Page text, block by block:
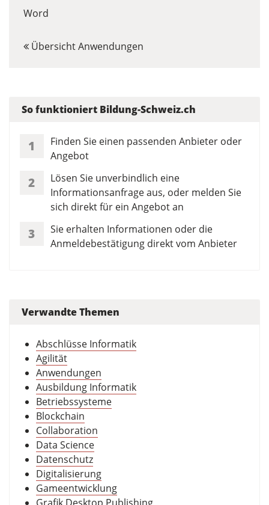
Word
Übersicht Anwendungen
So funktioniert Bildung-Schweiz.ch
1
Finden Sie einen passenden Anbieter oder
Angebot
2
Lösen Sie unverbindlich eine
Informationsanfrage aus, oder melden Sie
sich direkt für ein Angebot an
3
Sie erhalten Informationen oder die
Anmeldebestätigung direkt vom Anbieter
Verwandte Themen
Abschlüsse Informatik
Agilität
Anwendungen
Ausbildung Informatik
Betriebssysteme
Blockchain
Collaboration
Data Science
Datenschutz
Digitalisierung
Gameentwicklung